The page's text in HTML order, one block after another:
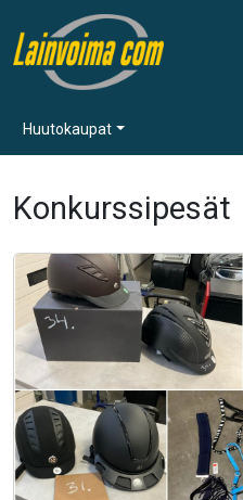
Huutokaupat
Konkurssipesät